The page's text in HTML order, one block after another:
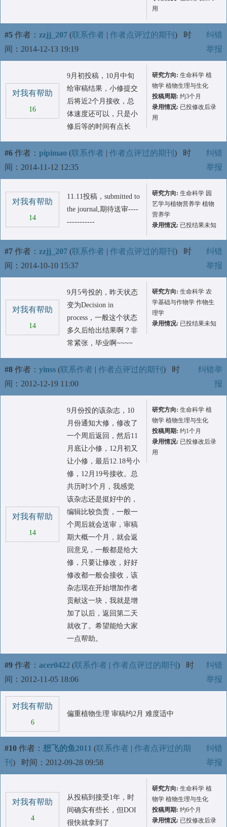
用
#5 作者： zzjj_207 (联系作者 | 作者点评过的期刊 ) 时
间：2014-12-13 19:19
纠错
举报
对我有帮助
16
9月初投稿，10月中旬
给审稿结果，小修提交
后将近2个月接收，总
体速度还可以，只是小
修后等的时间有点长
研究方向: 生命科学 植
物学 植物生理与生化
投稿周期: 约3个月
录用情况: 已投修改后录
用
#6 作者： pipimao (联系作者 | 作者点评过的期刊 ) 时
间：2014-11-12 12:35
纠错
举报
对我有帮助
14
11.11投稿，submitted to
the journal,期待送审----
-----------
研究方向: 生命科学 园
艺学与植物营养学 植物
营养学
录用情况: 已投结果未知
#7 作者： zzjj_207 (联系作者 | 作者点评过的期刊 ) 时
间：2014-10-10 15:37
纠错
举报
对我有帮助
14
9月5号投的，昨天状态
变为Decision in
process，一般这个状态
多久后给出结果啊？非
常紧张，毕业啊~~~~
研究方向: 生命科学 农
学基础与作物学 作物生
理学
录用情况: 已投结果未知
#8 作者： yinss (联系作者 | 作者点评过的期刊 ) 时
间：2012-12-19 11:00
纠错举
报
对我有帮助
14
9月份投的该杂志，10
月份通知大修，修改了
一个周后返回，然后11
月底让小修，12月初又
让小修，最后12.18号小
修，12月19号接收。总
共历时3个月，我感觉
该杂志还是挺好中的，
编辑比较负责，一般一
个周后就会送审，审稿
期大概一个月，就会返
回意见，一般都是给大
修，只要让修改，好好
修改都一般会接收，该
杂志现在开始增加作者
贡献这一块，我就是增
加了以后，返回第二天
就收了。希望能给大家
一点帮助。
研究方向: 生命科学 植
物学 植物生理与生化
投稿周期: 约1个月
录用情况: 已投修改后录
用
#9 作者： acer0422 (联系作者 | 作者点评过的期刊 ) 时
间：2012-11-05 18:06
纠错
举报
对我有帮助
6
偏重植物生理 审稿约2月 难度适中
#10 作者： 想飞的鱼2011 (联系作者 | 作者点评过的期
刊 ) 时间：2012-09-28 09:58
纠错
举报
对我有帮助
4
从投稿到接受1年，时
间确实有些长，但DOI
很快就拿到了
研究方向: 生命科学 植
物学 植物生理与生化
投稿周期: 约6个月
录用情况: 已投修改后录